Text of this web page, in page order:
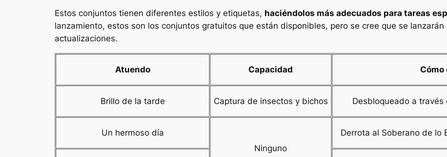
Estos conjuntos tienen diferentes estilos y etiquetas, haciéndolos más adecuados para tareas
lanzamiento, estos son los conjuntos gratuitos que están disponibles, pero se cree que se
actualizaciones.
Atuendo Capacidad Cómo
Brillo de la tarde Captura de insectos y bichos Desbloqueado a
Un hermoso día
Ninguno
Derrota al Soberano de lo